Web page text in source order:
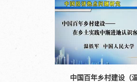
乡村建设（温铁
中国百年乡村建设（